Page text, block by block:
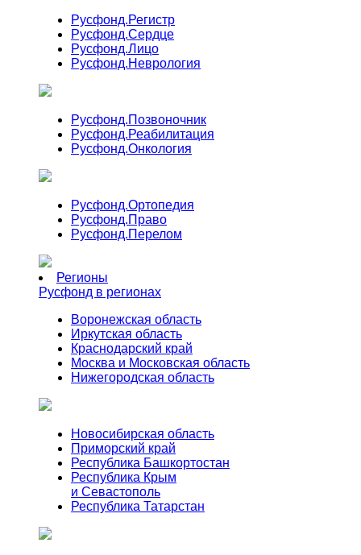
Русфонд.Регистр
Русфонд.Сердце
Русфонд.Лицо
Русфонд.Неврология
Русфонд.Позвоночник
Русфонд.Реабилитация
Русфонд.Онкология
Русфонд.Ортопедия
Русфонд.Право
Русфонд.Перелом
Регионы
Русфонд в регионах
Воронежская область
Иркутская область
Краснодарский край
Москва и Московская область
Нижегородская область
Новосибирская область
Приморский край
Республика Башкортостан
Республика Крым
и Севастополь
Республика Татарстан